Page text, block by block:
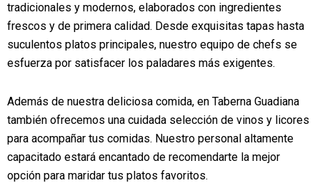
tradicionales y modernos, elaborados con ingredientes
frescos y de primera calidad. Desde exquisitas tapas hasta
suculentos platos principales, nuestro equipo de chefs se
esfuerza por satisfacer los paladares más exigentes.
Además de nuestra deliciosa comida, en Taberna Guadiana
también ofrecemos una cuidada selección de vinos y licores
para acompañar tus comidas. Nuestro personal altamente
capacitado estará encantado de recomendarte la mejor
opción para maridar tus platos favoritos.